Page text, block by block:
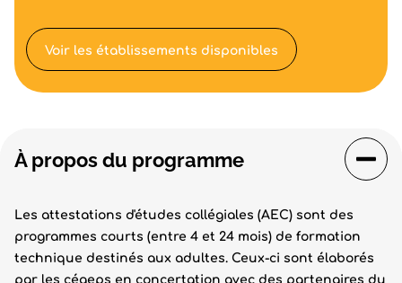
À propos du programme
Les attestations d'études collégiales (AEC) sont des
programmes courts (entre 4 et 24 mois) de formation
technique destinés aux adultes. Ceux-ci sont élaborés
par les cégeps en concertation avec des partenaires du
Voir les établissements disponibles